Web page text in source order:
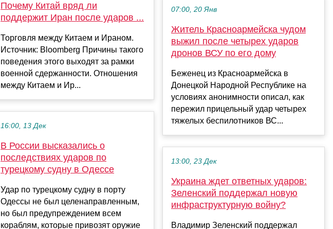
Почему Китай вряд ли
поддержит Иран после ударов ...
Торговля между Китаем и Ираном.
Источник: Bloomberg Причины такого
поведения этого выходят за рамки
военной сдержанности. Отношения
между Китаем и Ир...
16:00, 13 Дек
В России высказались о
последствиях ударов по
турецкому судну в Одессе
Удар по турецкому судну в порту
Одессы не был целенаправленным,
но был предупреждением всем
кораблям, которые привозят оружие
07:00, 20 Янв
Житель Красноармейска чудом
выжил после четырех ударов
дронов ВСУ по его дому
Беженец из Красноармейска в
Донецкой Народной Республике на
условиях анонимности описал, как
пережил прицельный удар четырех
тяжелых беспилотников ВС...
13:00, 23 Дек
Украина ждет ответных ударов:
Зеленский поддержал новую
инфраструктурную войну?
Владимир Зеленский поддержал